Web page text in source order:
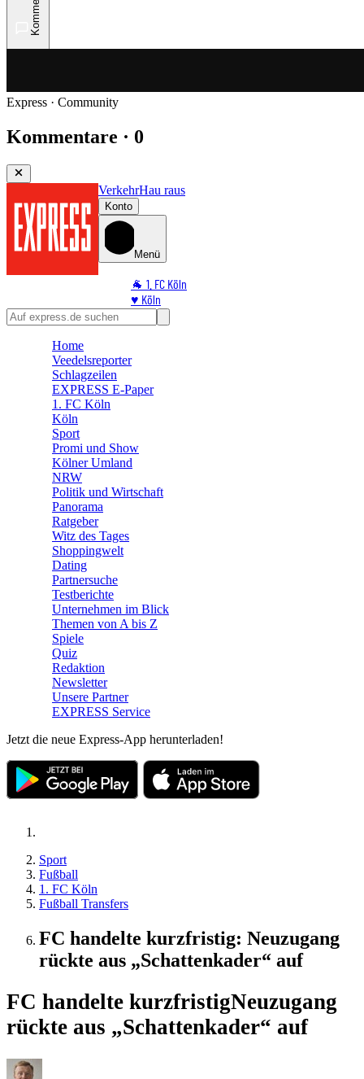
Express · Community
Kommentare · 0
VerkehrHau raus
Konto
Menü
🐐 1. FC Köln
♥️ Köln
⭐ Promi
🛒 Shoppingwelt
Home
Veedelsreporter
Schlagzeilen
EXPRESS E-Paper
1. FC Köln
Köln
Sport
Promi und Show
Kölner Umland
NRW
Politik und Wirtschaft
Panorama
Ratgeber
Witz des Tages
Shoppingwelt
Dating
Partnersuche
Testberichte
Unternehmen im Blick
Themen von A bis Z
Spiele
Quiz
Redaktion
Newsletter
Unsere Partner
EXPRESS Service
Jetzt die neue Express-App herunterladen!
Sport
Fußball
1. FC Köln
Fußball Transfers
FC handelte kurzfristig: Neuzugang
rückte aus „Schattenkader“ auf
FC handelte kurzfristigNeuzugang
rückte aus „Schattenkader“ auf